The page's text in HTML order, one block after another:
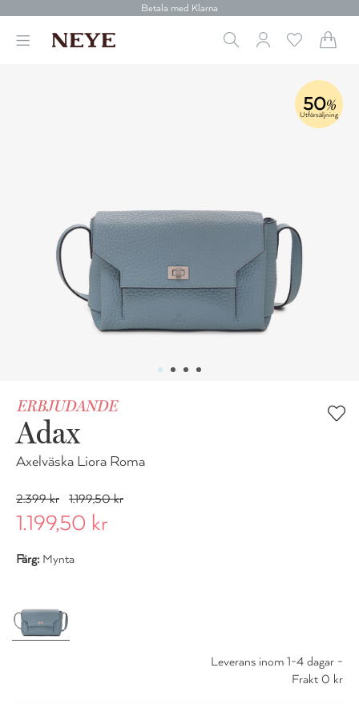
Betala med Klarna
Gratis frakt över 699 kr.
50%
Utförsäljning
ERBJUDANDE
Adax
Axelväska Liora Roma
2.399 kr 1.199,50 kr
1.199,50 kr
Färg: Mynta
Leverans inom 1-4 dagar -
Frakt 0 kr